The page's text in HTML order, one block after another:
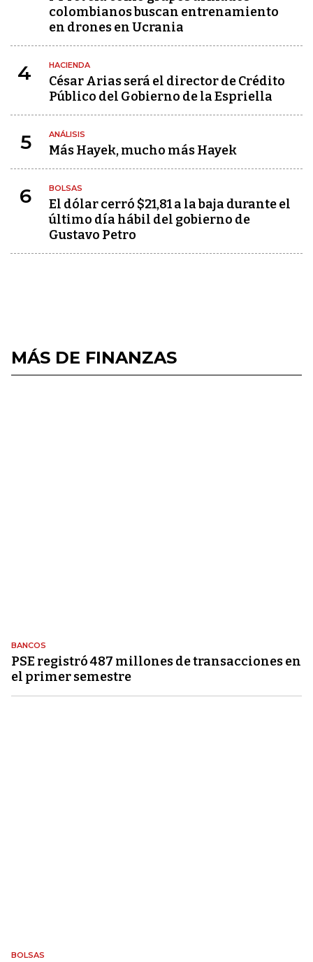
colombianos buscan entrenamiento
en drones en Ucrania
4 HACIENDA
César Arias será el director de Crédito
Público del Gobierno de la Espriella
5 ANÁLISIS
Más Hayek, mucho más Hayek
6 BOLSAS
El dólar cerró $21,81 a la baja durante el
último día hábil del gobierno de
Gustavo Petro
MÁS DE FINANZAS
BANCOS
PSE registró 487 millones de transacciones en
el primer semestre
BOLSAS